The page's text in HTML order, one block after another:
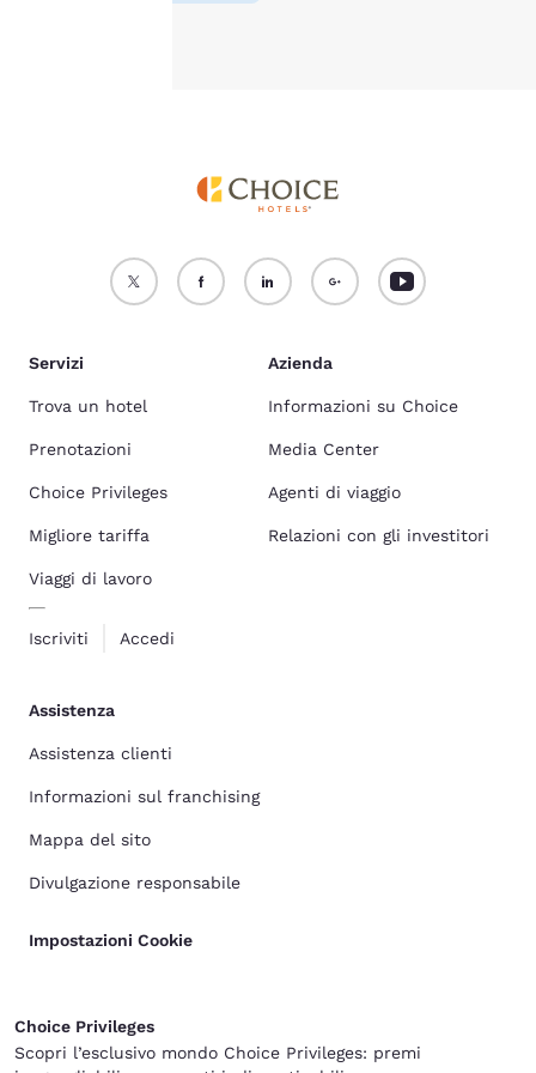
Servizi
Trova un hotel
Prenotazioni
Choice Privileges
Migliore tariffa
Viaggi di lavoro
Iscriviti Accedi
Azienda
Informazioni su Choice
Media Center
Agenti di viaggio
Relazioni con gli investitori
Assistenza
Assistenza clienti
Informazioni sul franchising
Mappa del sito
Divulgazione responsabile
Impostazioni Cookie
Choice Privileges
Scopri l’esclusivo mondo Choice Privileges: premi